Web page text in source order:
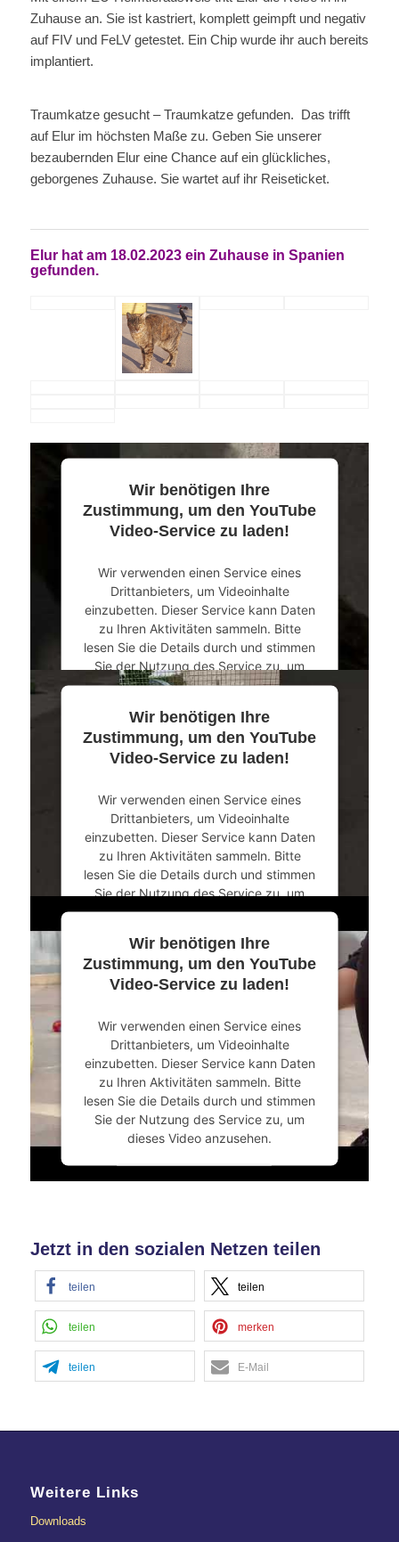
Zuhause an. Sie ist kastriert, komplett geimpft und negativ
auf FIV und FeLV getestet. Ein Chip wurde ihr auch bereits
implantiert.
Traumkatze gesucht – Traumkatze gefunden. Das trifft
auf Elur im höchsten Maße zu. Geben Sie unserer
bezaubernden Elur eine Chance auf ein glückliches,
geborgenes Zuhause. Sie wartet auf ihr Reiseticket.
Elur hat am 18.02.2023 ein Zuhause in Spanien
gefunden.
Wir benötigen Ihre
Zustimmung, um den YouTube
Video-Service zu laden!
Wir verwenden einen Service eines
Drittanbieters, um Videoinhalte
einzubetten. Dieser Service kann Daten
zu Ihren Aktivitäten sammeln. Bitte
lesen Sie die Details durch und stimmen
Sie der Nutzung des Service zu, um
dieses Video anzusehen.
Mehr Informationen
powered byUsercentrics Consent
Management Platform&eRecht24
Wir benötigen Ihre
Zustimmung, um den YouTube
Video-Service zu laden!
Wir verwenden einen Service eines
Drittanbieters, um Videoinhalte
einzubetten. Dieser Service kann Daten
zu Ihren Aktivitäten sammeln. Bitte
lesen Sie die Details durch und stimmen
Sie der Nutzung des Service zu, um
dieses Video anzusehen.
Mehr Informationen
powered byUsercentrics Consent
Management Platform&eRecht24
Wir benötigen Ihre
Zustimmung, um den YouTube
Video-Service zu laden!
Wir verwenden einen Service eines
Drittanbieters, um Videoinhalte
einzubetten. Dieser Service kann Daten
zu Ihren Aktivitäten sammeln. Bitte
lesen Sie die Details durch und stimmen
Sie der Nutzung des Service zu, um
dieses Video anzusehen.
Mehr Informationen
powered byUsercentrics Consent
Management Platform
Jetzt in den sozialen Netzen teilen
teilen teilen
teilen merken
teilen E-Mail
Weitere Links
Downloads